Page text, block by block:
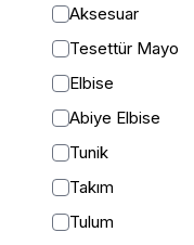
Aksesuar
Tesettür Mayo
Elbise
Abiye Elbise
Tunik
Takım
Tulum